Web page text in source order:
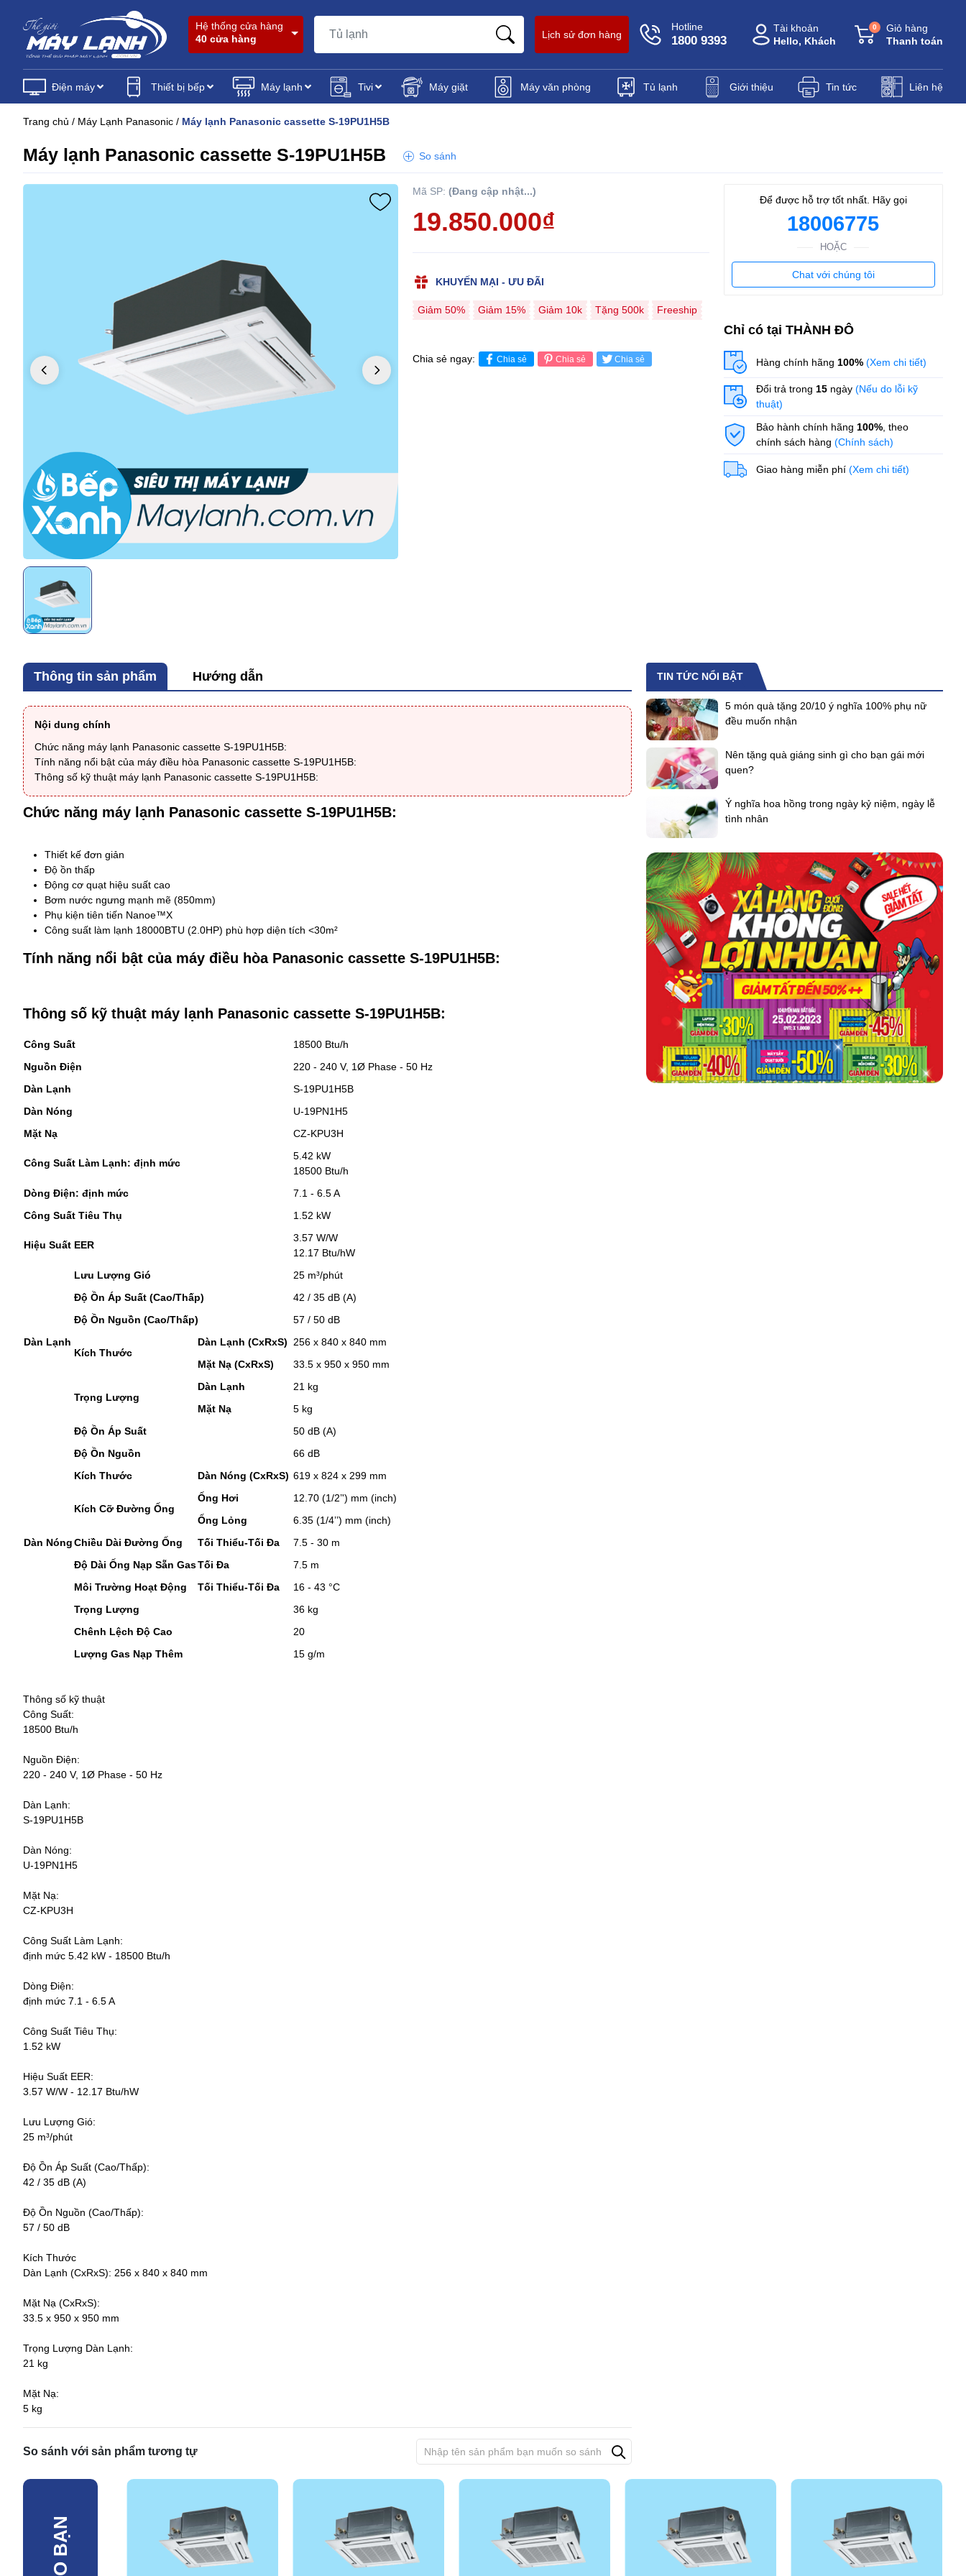
Hệ thống cửa hàng
40 cửa hàng
Lịch sử đơn hàng
Hotline
1800 9393
Tài khoản
Hello, Khách
Giỏ hàng
Thanh toán
0
Điện máy Thiết bị bếp Máy lạnh Tivi Máy giặt Máy văn phòng Tủ lạnh Giới thiệu Tin tức Liên hệ
Trang chủ / Máy Lạnh Panasonic / Máy lạnh Panasonic cassette S-19PU1H5B
Máy lạnh Panasonic cassette S-19PU1H5B So sánh
Mã SP: (Đang cập nhật...)
19.850.000₫
KHUYẾN MẠI - ƯU ĐÃI
Giảm 50% Giảm 15% Giảm 10k Tặng 500k Freeship
Chia sẻ ngay: Chia sẻ Chia sẻ Chia sẻ
Để được hỗ trợ tốt nhất. Hãy gọi
18006775
HOẶC
Chat với chúng tôi
Chỉ có tại THÀNH ĐÔ
Hàng chính hãng 100% (Xem chi tiết)
Đổi trả trong 15ngày (Nếu do lỗi kỹ
thuật)
Bảo hành chính hãng 100%, theo
chính sách hàng (Chính sách)
Giao hàng miễn phí (Xem chi tiết)
Thông tin sản phẩm Hướng dẫn
Nội dung chính
Chức năng máy lạnh Panasonic cassette S-19PU1H5B:
Tính năng nổi bật của máy điều hòa Panasonic cassette S-19PU1H5B:
Thông số kỹ thuật máy lạnh Panasonic cassette S-19PU1H5B:
Chức năng máy lạnh Panasonic cassette S-19PU1H5B:
Thiết kế đơn giản
Độ ồn thấp
Động cơ quạt hiệu suất cao
Bơm nước ngưng mạnh mẽ (850mm)
Phụ kiện tiên tiến Nanoe™X
Công suất làm lạnh 18000BTU (2.0HP) phù hợp diện tích <30m²
Tính năng nổi bật của máy điều hòa Panasonic cassette S-19PU1H5B:
Thông số kỹ thuật máy lạnh Panasonic cassette S-19PU1H5B:
Công Suất
18500 Btu/h
Nguồn Điện
220 - 240 V, 1Ø Phase - 50 Hz
Dàn Lạnh
S-19PU1H5B
Dàn Nóng
U-19PN1H5
Mặt Nạ
CZ-KPU3H
Công Suất Làm Lạnh: định mức
5.42 kW
18500 Btu/h
Dòng Điện: định mức
7.1 - 6.5 A
Công Suất Tiêu Thụ
1.52 kW
Hiệu Suất EER
3.57 W/W
12.17 Btu/hW
Dàn Lạnh
Lưu Lượng Gió
25 m³/phút
Độ Ồn Áp Suất (Cao/Thấp)
42 / 35 dB (A)
Độ Ồn Nguồn (Cao/Thấp)
57 / 50 dB
Kích Thước
Dàn Lạnh (CxRxS)
256 x 840 x 840 mm
Mặt Nạ (CxRxS)
33.5 x 950 x 950 mm
Trọng Lượng
Dàn Lạnh
21 kg
Mặt Nạ
5 kg
Dàn Nóng
Độ Ồn Áp Suất
50 dB (A)
Độ Ồn Nguồn
66 dB
Kích Thước
Dàn Nóng (CxRxS) 619 x 824 x 299 mm
Kích Cỡ Đường Ống
Ống Hơi
12.70 (1/2’') mm (inch)
Ống Lỏng
6.35 (1/4’’) mm (inch)
Chiều Dài Đường Ống
Tối Thiểu-Tối Đa
7.5 - 30 m
Độ Dài Ống Nạp Sẵn GasTối Đa
7.5 m
Môi Trường Hoạt Động
Tối Thiểu-Tối Đa
16 - 43 °C
Trọng Lượng
36 kg
Chênh Lệch Độ Cao
20
Lượng Gas Nạp Thêm
15 g/m
Thông số kỹ thuật
Công Suất:
18500 Btu/h
Nguồn Điện:
220 - 240 V, 1Ø Phase - 50 Hz
Dàn Lạnh:
S-19PU1H5B
Dàn Nóng:
U-19PN1H5
Mặt Nạ:
CZ-KPU3H
Công Suất Làm Lạnh:
định mức 5.42 kW - 18500 Btu/h
Dòng Điện:
định mức 7.1 - 6.5 A
Công Suất Tiêu Thụ:
1.52 kW
Hiệu Suất EER:
3.57 W/W - 12.17 Btu/hW
Lưu Lượng Gió:
25 m³/phút
Độ Ồn Áp Suất (Cao/Thấp):
42 / 35 dB (A)
Độ Ồn Nguồn (Cao/Thấp):
57 / 50 dB
Kích Thước
Dàn Lạnh (CxRxS): 256 x 840 x 840 mm
Mặt Nạ (CxRxS):
33.5 x 950 x 950 mm
Trọng Lượng Dàn Lạnh:
21 kg
Mặt Nạ:
5 kg
So sánh với sản phẩm tương tự
TIN TỨC NỔI BẬT
5 món quà tặng 20/10 ý nghĩa 100% phụ nữ
đều muốn nhận
Nên tặng quà giáng sinh gì cho bạn gái mới
quen?
Ý nghĩa hoa hồng trong ngày kỷ niệm, ngày lễ
tình nhân